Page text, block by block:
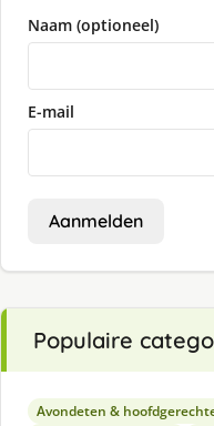
Naam (optioneel)
E-mail
Aanmelden
Populaire
Avondeten &